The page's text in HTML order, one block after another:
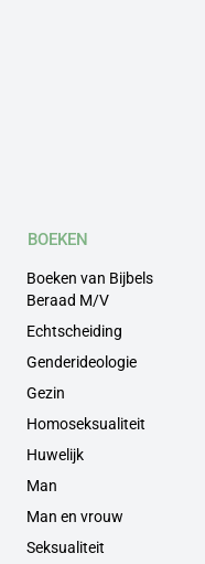
BOEKEN
Boeken van Bijbels
Beraad M/V
Echtscheiding
Genderideologie
Gezin
Homoseksualiteit
Huwelijk
Man
Man en vrouw
Seksualiteit